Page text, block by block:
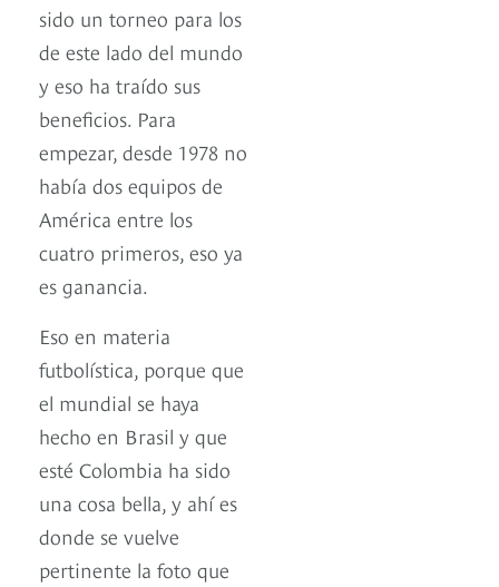
sido un torneo para los
de este lado del mundo
y eso ha traído sus
beneficios. Para
empezar, desde 1978 no
había dos equipos de
América entre los
cuatro primeros, eso ya
es ganancia.
Eso en materia
futbolística, porque que
el mundial se haya
hecho en Brasil y que
esté Colombia ha sido
una cosa bella, y ahí es
donde se vuelve
pertinente la foto que